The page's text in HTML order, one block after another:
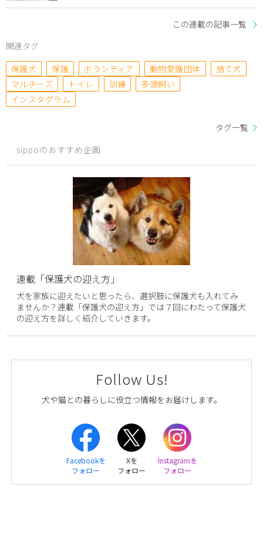
この連載の記事一覧
関連タグ
保護犬
保護 ボランティア 動物愛護団体
捨て犬
マルチーズ
トイレ 訓練
多頭飼い
インスタグラム
タグ一覧
sippoのおすすめ企画
連載「保護犬の迎え方」
犬を家族に迎えたいと思ったら、選択肢に保護犬も入れてみ
ませんか？連載「保護犬の迎え方」では７回にわたって保護犬
の迎え方を詳しく紹介していきます。
Follow Us!
犬や猫との暮らしに役立つ情報をお届けします。
Facebookを
フォロー
Xを
フォロー
Instagramを
フォロー